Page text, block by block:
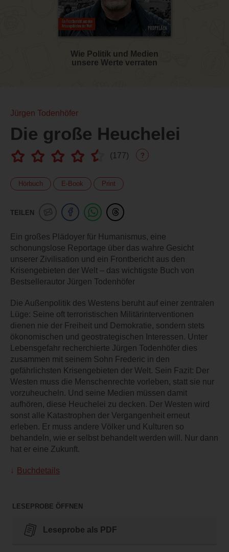
Wie Politik und Medien
unsere Werte verraten
Jürgen Todenhöfer
Die große Heuchelei
(177) ?
Hörbuch E-Book Print
TEILEN
Ein großes Plädoyer für Humanismus, eine
schonungslose Reportage über das wahre Gesicht
unserer Zivilisation und ein Frontbericht aus den
Krisengebieten der Welt – das wichtigste Buch von
Bestsellerautor Jürgen Todenhöfer
Die Außenpolitik des Westens beruht auf einer zentralen
Lüge: Seine oft terroristischen Militärinterventionen
dienen nie der Freiheit und Demokratie, sondern stets
ökonomischen und geostrategischen Interessen. Unter
Lebensgefahr recherchierte Jürgen Todenhöfer dies
zusammen mit seinem Sohn Frederic in den
gefährlichsten Krisengebieten der Welt. Sein Fazit: Der
Westen muss die Menschenrechte vorleben, statt sie nur
vorzuheucheln. Und seine Medien müssen damit
aufhören, diese Heuchelei zu decken. Der Westen wird
sonst alle Katastrophen der Vergangenheit erneut
erleben. Er muss andere Völker und Kulturen so
behandeln, wie er selbst behandelt werden will. Nur dann
hat er eine Zukunft.
Buchdetails
LESEPROBE ÖFFNEN
Leseprobe als PDF